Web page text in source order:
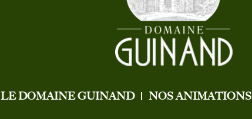
LE DOMAINE GUINAND NOS ANIMATIONS